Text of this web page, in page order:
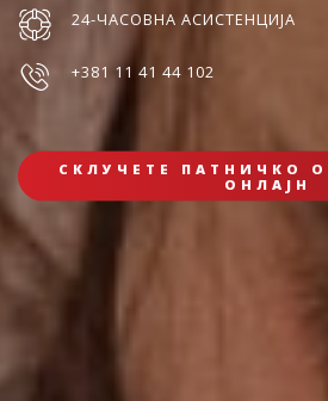
24-ЧАСОВНА АСИСТЕНЦИЈА
+381 11 41 44 102
СКЛУЧЕТЕ ПАТНИЧКО
ОНЛАЈН